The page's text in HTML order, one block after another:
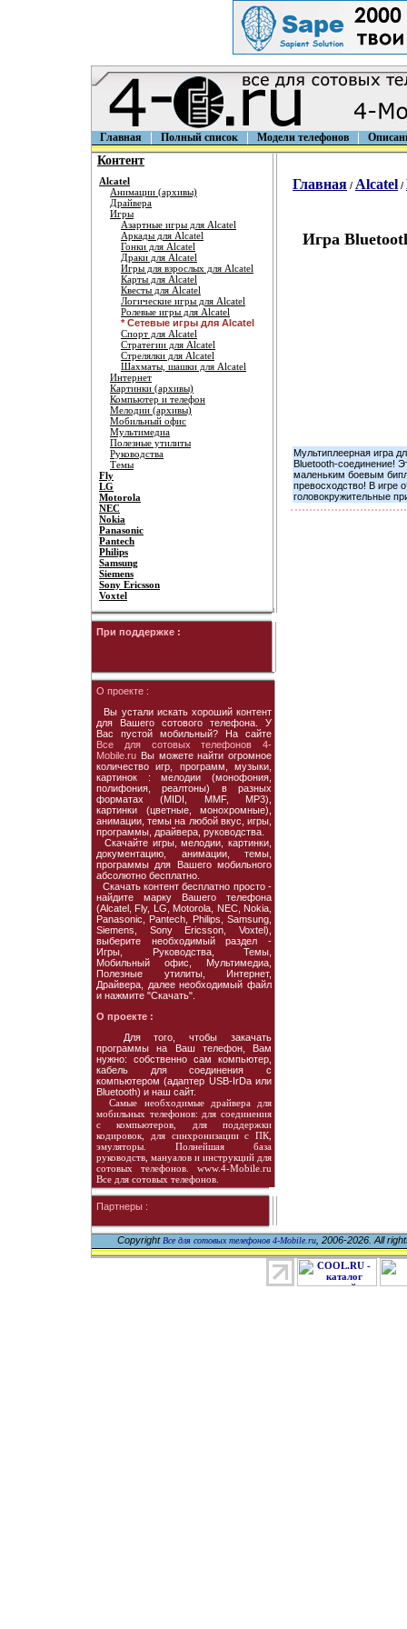
Главная Полный список Модели телефонов
Контент
Alcatel
Анимации (архивы)
Драйвера
Игры
Азартные игры для Alcatel
Аркады для Alcatel
Гонки для Alcatel
Драки для Alcatel
Игры для взрослых для Alcatel
Карты для Alcatel
Квесты для Alcatel
Логические игры для Alcatel
Ролевые игры для Alcatel
* Сетевые игры для Alcatel
Спорт для Alcatel
Стратегии для Alcatel
Стрелялки для Alcatel
Шахматы, шашки для Alcatel
Интернет
Картинки (архивы)
Компьютер и телефон
Мелодии (архивы)
Мобильный офис
Мультимедиа
Полезные утилиты
Руководства
Темы
Fly
LG
Motorola
NEC
Nokia
Panasonic
Pantech
Philips
Samsung
Siemens
Sony Ericsson
Voxtel
При поддержке :
О проекте :
Вы устали искать хороший контент
для Вашего сотового телефона. У
Вас пустой мобильный? На сайте
Все для сотовых телефонов 4-
Mobile.ru Вы можете найти огромное
количество игр, программ, музыки,
картинок : мелодии (монофония,
полифония, реалтоны) в разных
форматах (MIDI, MMF, MP3),
картинки (цветные, монохромные),
анимации, темы на любой вкус, игры,
программы, драйвера, руководства.
Скачайте игры, мелодии, картинки,
документацию, анимации, темы,
программы для Вашего мобильного
абсолютно бесплатно.
Скачать контент бесплатно просто -
найдите марку Вашего телефона
(Alcatel, Fly, LG, Motorola, NEC, Nokia,
Panasonic, Pantech, Philips, Samsung,
Siemens, Sony Ericsson, Voxtel),
выберите необходимый раздел -
Игры, Руководства, Темы,
Мобильный офис, Мультимедиа,
Полезные утилиты, Интернет,
Драйвера, далее необходимый файл
и нажмите "Скачать".
О проекте :
Для того, чтобы закачать
программы на Ваш телефон, Вам
нужно: собственно сам компьютер,
кабель для соединения с
компьютером (адаптер USB-IrDa или
Bluetooth) и наш сайт.
Самые необходимые драйвера для
мобильных телефонов: для соединения
с компьютеров, для поддержки
кодировок, для синхронизации с ПК,
эмуляторы. Полнейшая база
руководств, мануалов и инструкций для
сотовых телефонов. www.4-Mobile.ru
Все для сотовых телефонов.
Партнеры :
Главная / Alcatel /
Игра
Мультиплеерная игра
Bluetooth-соединение!
маленьким боевым
превосходство! В игре
головокружительные
Copyright Все для сотовых телефонов 4-Mobile.ru, 2006-2026. All